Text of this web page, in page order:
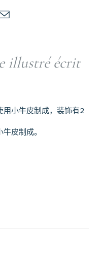
illustré écrit
用小牛皮制成，装饰有2
皮制成。